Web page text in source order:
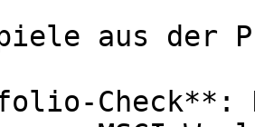
aus der